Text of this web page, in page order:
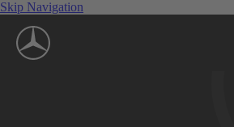
Skip Navigation